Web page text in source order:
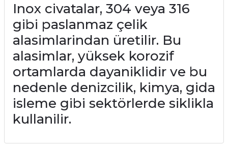
Inox civatalar, 304 veya 316
gibi paslanmaz çelik
alasimlarindan üretilir. Bu
alasimlar, yüksek korozif
ortamlarda dayaniklidir ve bu
nedenle denizcilik, kimya, gida
isleme gibi sektörlerde siklikla
kullanilir.